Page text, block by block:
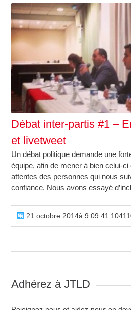
Débat inter-partis #1 –
et livetweet
Un débat politique demande une
équipe, afin de mener à bien celui-ci
attentes des personnes qui nous
confiance. Nous avons essayé
21 octobre 2014à 9 09 41
Adhérez à JTLD